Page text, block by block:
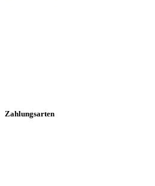
Zahlungsarten